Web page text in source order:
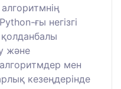
ғы негізгі
және
мен
кезеңдерінде